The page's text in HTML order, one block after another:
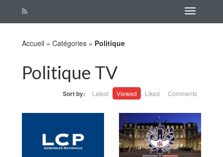
Accueil » Catégories » Politique
Politique TV
Sort by: Latest Viewed Liked Comments